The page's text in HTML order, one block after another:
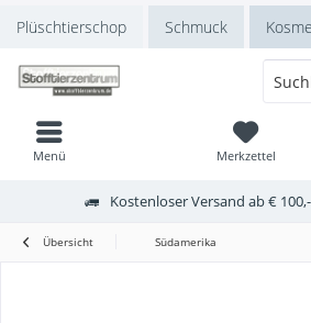
Plüschtierschop Schmuck
Menü Merkzettel
Kostenloser Versand ab €
Übersicht Südamerika